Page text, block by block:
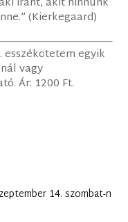
(Kierkegaard)
esszékötetem egyik
nál vagy
Ár: 1200 Ft.
14. szombat-n